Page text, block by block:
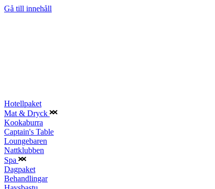
Gå till innehåll
Hotellpaket
Mat & Dryck
Kookaburra
Captain's Table
Loungebaren
Nattklubben
Spa
Dagpaket
Behandlingar